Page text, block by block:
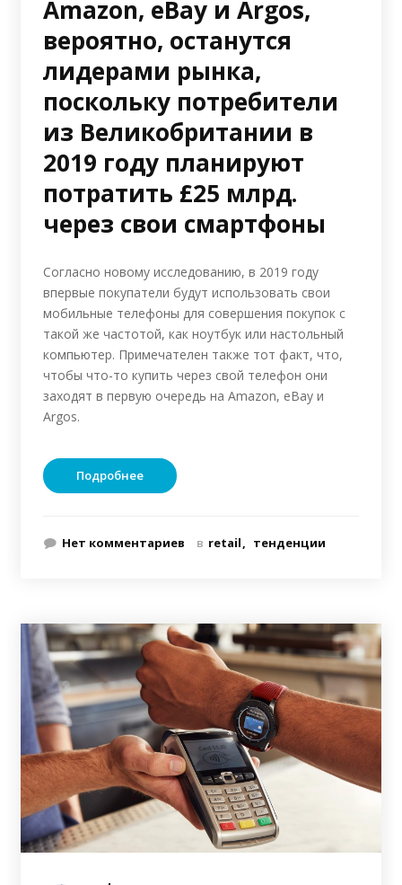
Amazon, eBay и Argos,
вероятно, останутся
лидерами рынка,
поскольку потребители
из Великобритании в
2019 году планируют
потратить £25 млрд.
через свои смартфоны
Согласно новому исследованию, в 2019 году
впервые покупатели будут использовать свои
мобильные телефоны для совершения покупок с
такой же частотой, как ноутбук или настольный
компьютер. Примечателен также тот факт, что,
чтобы что-то купить через свой телефон они
заходят в первую очередь на Amazon, eBay и
Argos.
Подробнее
Нет комментариев в retail тенденции